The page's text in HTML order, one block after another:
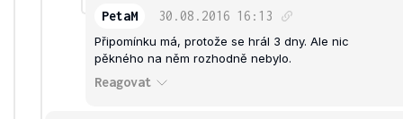
PetaM 30.08.2016 16:13
Připomínku má, protože se hrál 3 dny. Ale nic
pěkného na něm rozhodně nebylo.
Reagovat